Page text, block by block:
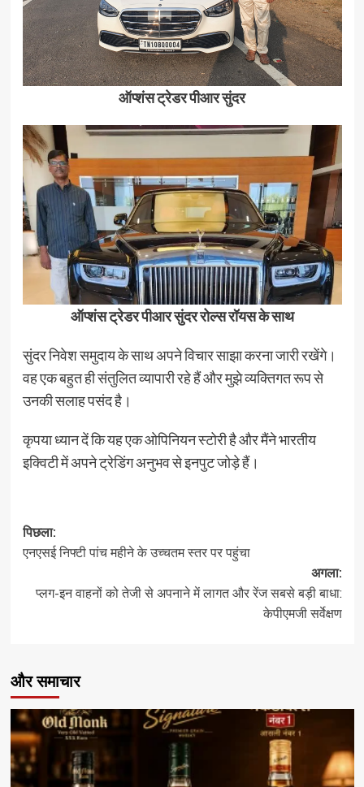
ऑप्शंस ट्रेडर पीआर सुंदर
ऑप्शंस ट्रेडर पीआर सुंदर रोल्स रॉयस के साथ
सुंदर निवेश समुदाय के साथ अपने विचार साझा करना जारी रखेंगे।
वह एक बहुत ही संतुलित व्यापारी रहे हैं और मुझे व्यक्तिगत रूप से
उनकी सलाह पसंद है।
कृपया ध्यान दें कि यह एक ओपिनियन स्टोरी है और मैंने भारतीय
इक्विटी में अपने ट्रेडिंग अनुभव से इनपुट जोड़े हैं।
पोस्ट
नेविगेशन
पिछला:
एनएसई निफ्टी पांच महीने के उच्चतम स्तर पर पहुंचा
अगला:
प्लग-इन वाहनों को तेजी से अपनाने में लागत और रेंज सबसे बड़ी बाधा:
केपीएमजी सर्वेक्षण
और समाचार